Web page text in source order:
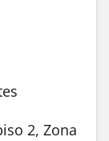
2, Zona